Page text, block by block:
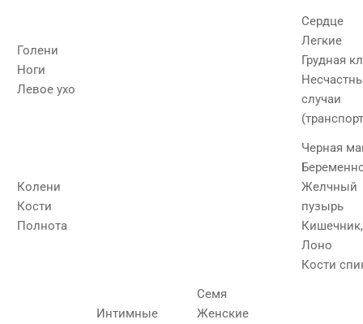
Голени
Ноги
Левое ухо
Сердце
Легкие
Грудная
случаи
Колени
Кости
Полнота
Черная
Желчный
пузырь
Кишечник,
Лоно
Кости
Интимные
Семя
Женские